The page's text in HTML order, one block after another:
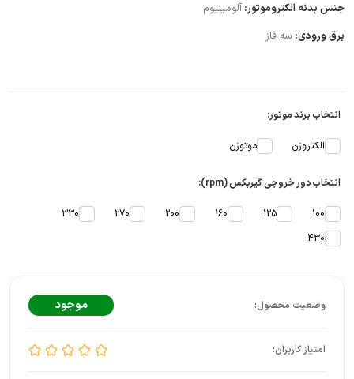
جنس بدنه الکتروموتور: آلومینیوم
برق ورودی: سه فاز
انتخاب برند موتور:
الکتروژن موتوژن
انتخاب دور خروجی گیربکس (rpm):
100
125
160
200
270
330
430
موجود